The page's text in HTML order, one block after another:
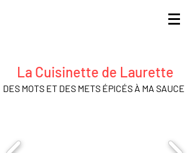
La Cuisinette de Laurette
DES MOTS ET DES METS ÉPICÉS À MA SAUCE